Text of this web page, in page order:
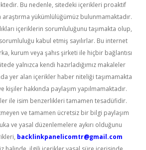
Bu nedenle, sitedeki içerikleri proaktif
yükümlülüğümüz bulunmamaktadır.
içeriklerin sorumluluğunu taşımakta olup,
kabul etmiş sayılırlar. Bu internet
kurum veya şahıs şirketi ile hiçbir bağlantısı
yalnızca kendi hazırladığımız makaleler
yer alan içerikler haber niteliği taşımamakta
kişiler hakkında paylaşım yapılmamaktadır.
ile isim benzerlikleri tamamen tesadüfidir.
ve tamamen ücretsiz bir bilgi paylaşım
ve yasal düzenlemelere aykırı olduğunu
backlinkpanelicomtr@gmail.com